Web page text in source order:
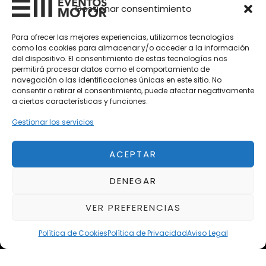
Gestionar consentimiento
Para ofrecer las mejores experiencias, utilizamos tecnologías
como las cookies para almacenar y/o acceder a la información
del dispositivo. El consentimiento de estas tecnologías nos
permitirá procesar datos como el comportamiento de
navegación o las identificaciones únicas en este sitio. No
consentir o retirar el consentimiento, puede afectar negativamente
a ciertas características y funciones.
Gestionar los servicios
ACEPTAR
DENEGAR
VER PREFERENCIAS
Política de CookiesPolítica de PrivacidadAviso Legal
Vehículos de Ocasión
Próximos
Eclipse by SELECTO
Del 12/08/2026 al 12/08/2026
Del 02/10/2026 al 05/10/2026
Del 02/10/2026 al 05/10/2026